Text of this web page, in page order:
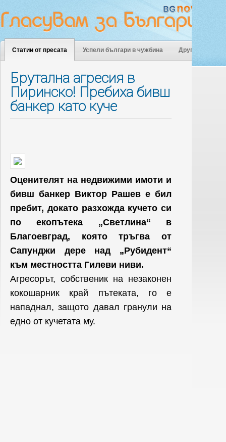
Статии от пресата Успели българи в чужбина Други
Брутална агресия в
Пиринско! Пребиха бивш
банкер като куче
Оценителят на недвижими имоти и
бивш банкер Виктор Рашев е бил
пребит, докато разхожда кучето си
по екопътека „Светлина“ в
Благоевград, която тръгва от
Сапунджи дере над „Рубидент“
към местността Гилеви ниви.
Агресорът, собственик на незаконен
кокошарник край пътеката, го е
нападнал, защото давал гранули на
едно от кучетата му.